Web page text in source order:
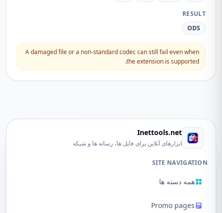
RESULT
ODS
A damaged file or a non-standard codec can still fail even when
the extension is supported.
Inettools.net
ابزارهای آنلاین برای فایل ها، رسانه ها و شبکه
SITE NAVIGATION
همه دسته ها
Promo pages